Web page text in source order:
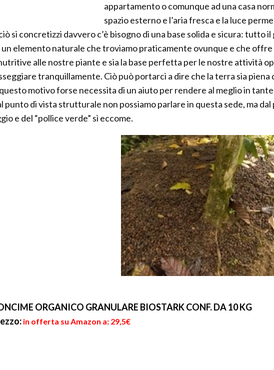
appartamento o comunque ad una casa
spazio esterno e l’aria fresca e la luce
si concretizzi davvero c’è bisogno di una base solida e sicura: tutto
elemento naturale che troviamo praticamente ovunque e che offre
alle nostre piante e sia la base perfetta per le nostre attività
tranquillamente. Ciò può portarci a dire che la terra sia piena
motivo forse necessita di un aiuto per rendere al meglio in
punto di vista strutturale non possiamo parlare in questa sede, ma dal
e del “pollice verde” sì eccome.
ORGANICO GRANULARE BIOSTARK CONF. DA 10 KG
in offerta su Amazon a: 29,5€